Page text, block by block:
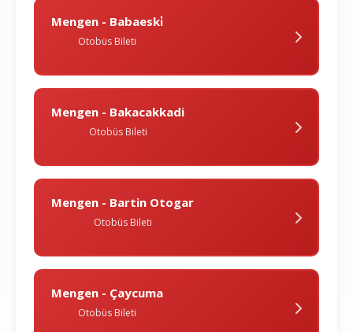
Mengen - Babaeski̇
Otobüs Bileti
Mengen - Bakacakkadi
Otobüs Bileti
Mengen - Bartin Otogar
Otobüs Bileti
Mengen - Çaycuma
Otobüs Bileti